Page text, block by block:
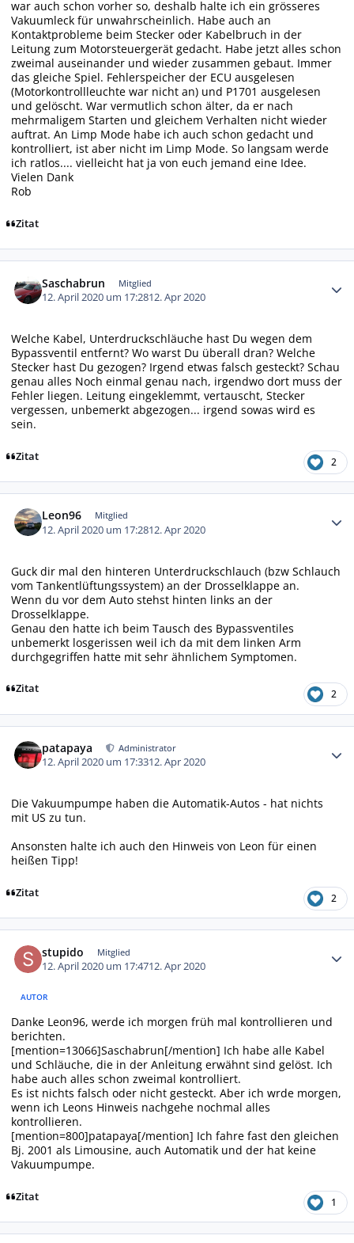
war auch schon vorher so, deshalb halte ich ein grösseres
Vakuumleck für unwahrscheinlich. Habe auch an
Kontaktprobleme beim Stecker oder Kabelbruch in der
Leitung zum Motorsteuergerät gedacht. Habe jetzt alles schon
zweimal auseinander und wieder zusammen gebaut. Immer
das gleiche Spiel. Fehlerspeicher der ECU ausgelesen
(Motorkontrollleuchte war nicht an) und P1701 ausgelesen
und gelöscht. War vermutlich schon älter, da er nach
mehrmaligem Starten und gleichem Verhalten nicht wieder
auftrat. An Limp Mode habe ich auch schon gedacht und
kontrolliert, ist aber nicht im Limp Mode. So langsam werde
ich ratlos.... vielleicht hat ja von euch jemand eine Idee.
Vielen Dank
Rob
Zitat
Saschabrun Mitglied
12. April 2020 um 17:2812. Apr 2020
Welche Kabel, Unterdruckschläuche hast Du wegen dem
Bypassventil entfernt? Wo warst Du überall dran? Welche
Stecker hast Du gezogen? Irgend etwas falsch gesteckt? Schau
genau alles Noch einmal genau nach, irgendwo dort muss der
Fehler liegen. Leitung eingeklemmt, vertauscht, Stecker
vergessen, unbemerkt abgezogen... irgend sowas wird es
sein.
Zitat 2
Leon96 Mitglied
12. April 2020 um 17:2812. Apr 2020
Guck dir mal den hinteren Unterdruckschlauch (bzw Schlauch
vom Tankentlüftungssystem) an der Drosselklappe an.
Wenn du vor dem Auto stehst hinten links an der
Drosselklappe.
Genau den hatte ich beim Tausch des Bypassventiles
unbemerkt losgerissen weil ich da mit dem linken Arm
durchgegriffen hatte mit sehr ähnlichem Symptomen.
Zitat 2
patapaya Administrator
12. April 2020 um 17:3312. Apr 2020
Die Vakuumpumpe haben die Automatik-Autos - hat nichts
mit US zu tun.
Ansonsten halte ich auch den Hinweis von Leon für einen
heißen Tipp!
Zitat 2
stupido Mitglied
12. April 2020 um 17:4712. Apr 2020
AUTOR
Danke Leon96, werde ich morgen früh mal kontrollieren und
berichten.
[mention=13066]Saschabrun[/mention] Ich habe alle Kabel
und Schläuche, die in der Anleitung erwähnt sind gelöst. Ich
habe auch alles schon zweimal kontrolliert.
Es ist nichts falsch oder nicht gesteckt. Aber ich wrde morgen,
wenn ich Leons Hinweis nachgehe nochmal alles
kontrollieren.
[mention=800]patapaya[/mention] Ich fahre fast den gleichen
Bj. 2001 als Limousine, auch Automatik und der hat keine
Vakuumpumpe.
Zitat 1